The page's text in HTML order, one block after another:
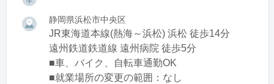
静岡県浜松市中央区
JR東海道本線(熱海～浜松) 浜松 徒歩14分
遠州鉄道鉄道線 遠州病院 徒歩5分
■車、バイク、自転車通勤OK
■就業場所の変更の範囲：なし